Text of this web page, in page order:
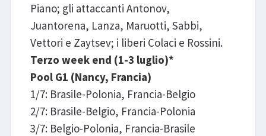
Piano; gli attaccanti Antonov,
Juantorena, Lanza, Maruotti, Sabbi,
Vettori e Zaytsev; i liberi Colaci e Rossini.
Terzo week end (1-3 luglio)*
Pool G1 (Nancy, Francia)
1/7: Brasile-Polonia, Francia-Belgio
2/7: Brasile-Belgio, Francia-Polonia
3/7: Belgio-Polonia, Francia-Brasile